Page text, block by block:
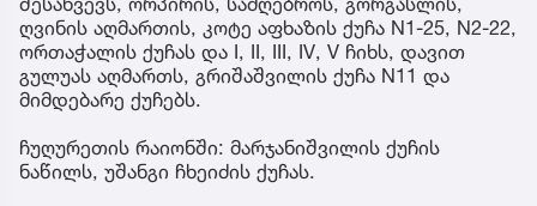
ღვინის აღმართის, კოტე აფხაზის ქუჩა N1-25, N2-22,
ორთაჭალის ქუჩას და I, II, III, IV, V ჩიხს, დავით
გულუას აღმართს, გრიშაშვილის ქუჩა N11 და
მიმდებარე ქუჩებს.
ჩუღურეთის რაიონში: მარჯანიშვილის ქუჩის
ნაწილს, უშანგი ჩხეიძის ქუჩას.